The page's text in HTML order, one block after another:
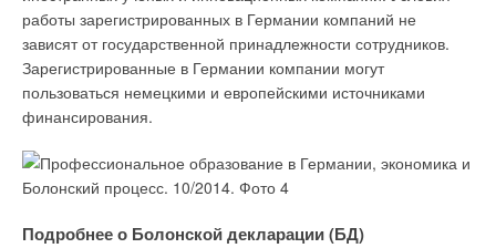
работы зарегистрированных в Германии компаний не
зависят от государственной принадлежности сотрудников.
Зарегистрированные в Германии компании могут
пользоваться немецкими и европейскими источниками
финансирования.
Подробнее о Болонской декларации (БД)